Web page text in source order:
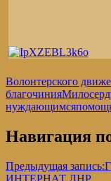
Волонтерского
благочиния
нуждающимся
Навигация
Предыдущая запись:
ИНТЕРНАТ ЛНР